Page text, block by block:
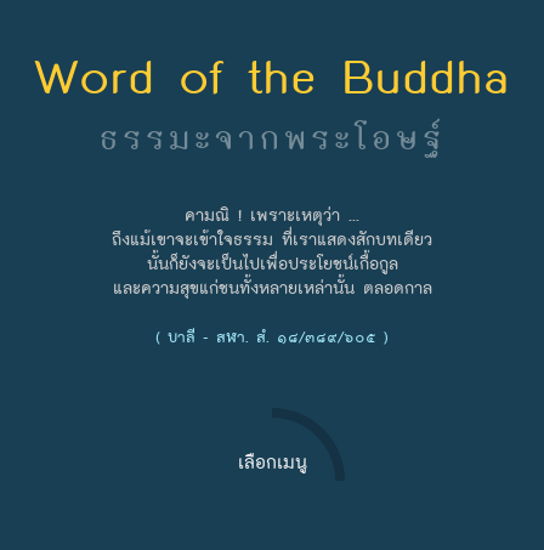
Word of the Buddha
ธรรมะจากพระโอษฐ์
คามณิ ! เพราะเหตุว่า ...
ถึงแม้เขาจะเข้าใจธรรม ที่เราแสดงสักบทเดียว
นั้นก็ยังจะเป็นไปเพื่อประโยชน์เกื้อกูล
และความสุขแก่ชนทั้งหลายเหล่านั้น ตลอดกาล
( บาลี - สฬา. สํ. ๑๘/๓๘๙/๖๐๕ )
เลือกเมนู